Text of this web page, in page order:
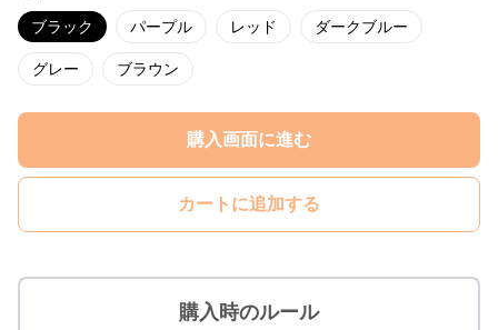
ブラック パープル レッド ダークブルー
グレー ブラウン
購入画面に進む
カートに追加する
購入時のルール